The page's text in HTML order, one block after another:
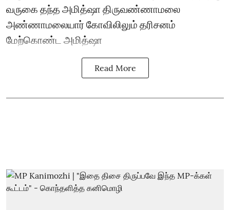
வருகை தந்த அமித்ஷா திருவண்ணாமலை
அண்ணாமலையார் கோவிலிலும் தரிசனம்
மேற்கொண்ட அமித்ஷா
Read More